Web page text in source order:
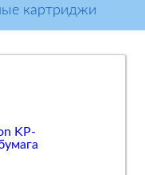
картриджи